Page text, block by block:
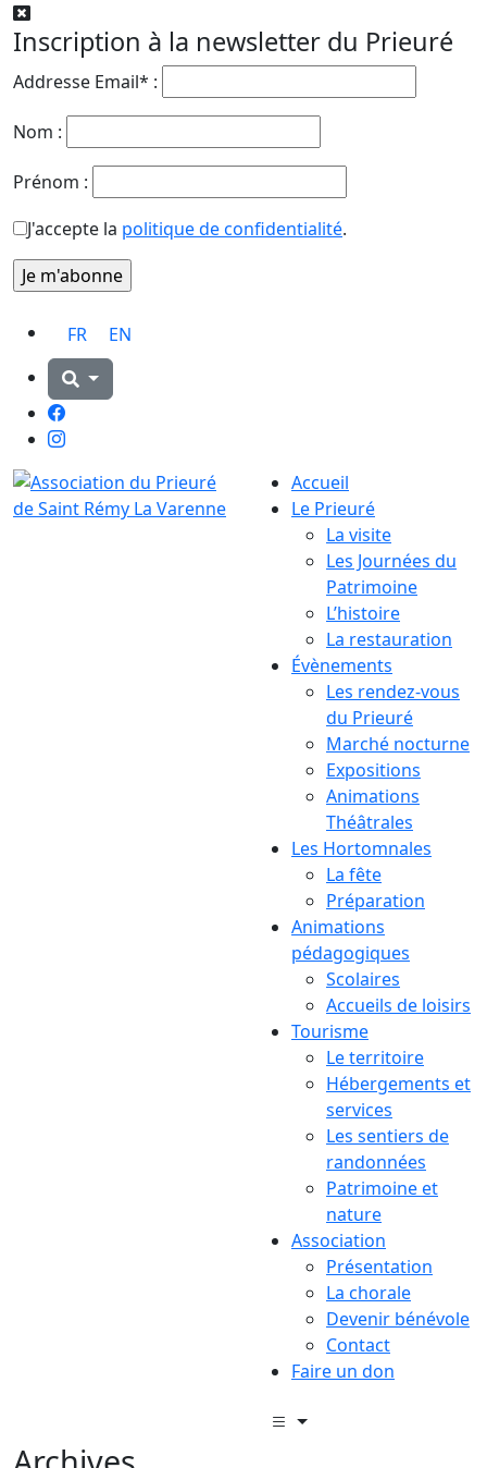
Inscription à la newsletter du Prieuré
Addresse Email* :
Nom :
Prénom :
J'accepte la politique de confidentialité.
FR EN
Facebook
Instagram
Accueil
Le Prieuré
La visite
Les Journées du
Patrimoine
L’histoire
La restauration
Évènements
Les rendez-vous
du Prieuré
Marché nocturne
Expositions
Animations
Théâtrales
Les Hortomnales
La fête
Préparation
Animations
pédagogiques
Scolaires
Accueils de loisirs
Tourisme
Le territoire
Hébergements et
services
Les sentiers de
randonnées
Patrimoine et
nature
Association
Présentation
La chorale
Devenir bénévole
Contact
Faire un don